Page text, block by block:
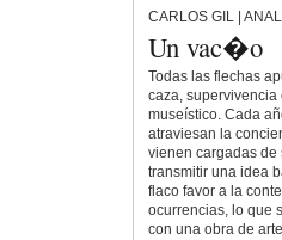
CARLOS GIL |
Un vac�o
Todas las flechas
caza, supervivencia
museístico. Cada
atraviesan la
vienen cargadas de
transmitir una idea
flaco favor a la
ocurrencias, lo que
con una obra de